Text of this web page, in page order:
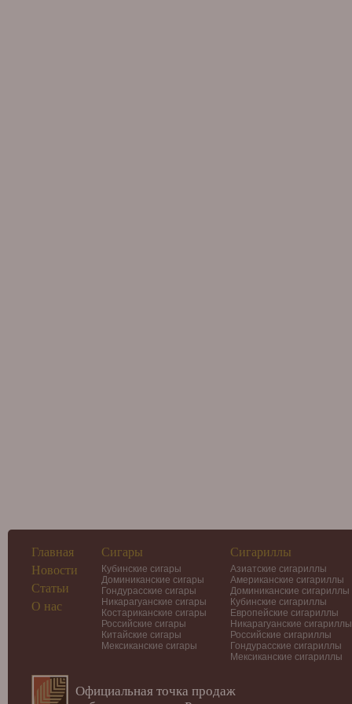
Главная
Новости
Статьи
О нас
Сигары
Кубинские сигары
Доминиканские сигары
Гондурасские сигары
Никарагуанские сигары
Костариканские сигары
Российские сигары
Китайские сигары
Мексиканские сигары
Сигариллы
Азиатские сигариллы
Американские сигариллы
Доминиканские сигариллы
Кубинские сигариллы
Европейские сигариллы
Никарагуанские сигариллы
Российские сигариллы
Гондурасские сигариллы
Мексиканские сигариллы
Официальная точка продаж